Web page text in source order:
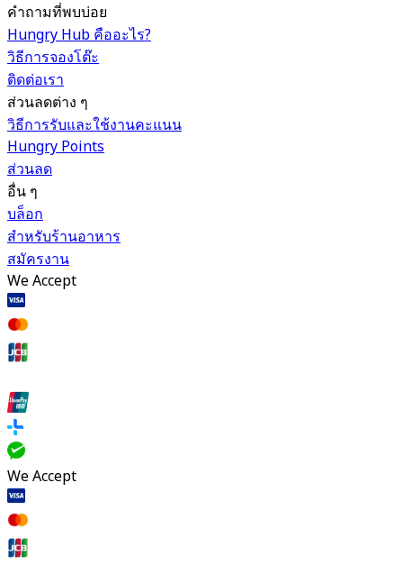
คำถามที่พบบ่อย
Hungry Hub คืออะไร?
วิธีการจองโต๊ะ
ติดต่อเรา
ส่วนลดต่าง ๆ
วิธีการรับและใช้งานคะแนน
Hungry Points
ส่วนลด
อื่น ๆ
บล็อก
สำหรับร้านอาหาร
สมัครงาน
We Accept
We Accept